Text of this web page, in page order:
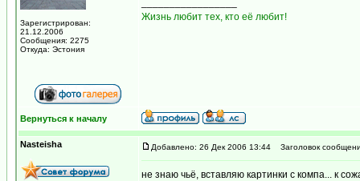
Зарегистрирован:
21.12.2006
Сообщения: 2275
Откуда: Эстония
Жизнь любит тех, кто её любит!
Вернуться к началу
Nasteisha Добавлено: 26 Дек 2006 13:44 Заголовок
не знаю чьё, вставляю картинки с компа... к